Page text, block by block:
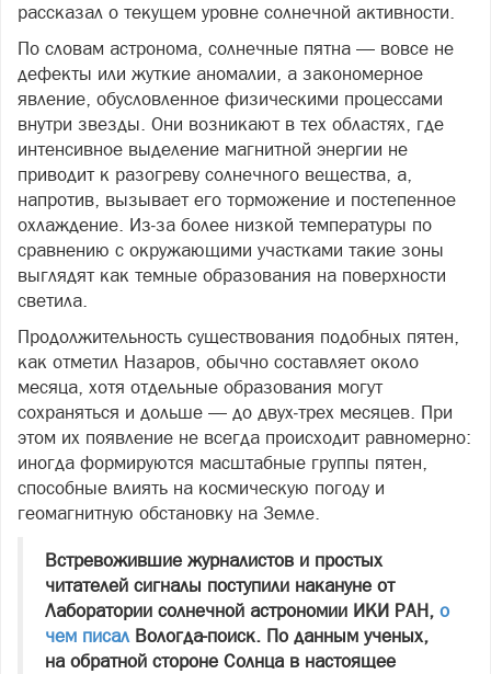
рассказал о текущем уровне солнечной активности.
По словам астронома, солнечные пятна — вовсе не
дефекты или жуткие аномалии, а закономерное
явление, обусловленное физическими процессами
внутри звезды. Они возникают в тех областях, где
интенсивное выделение магнитной энергии не
приводит к разогреву солнечного вещества, а,
напротив, вызывает его торможение и постепенное
охлаждение. Из‑за более низкой температуры по
сравнению с окружающими участками такие зоны
выглядят как темные образования на поверхности
светила.
Продолжительность существования подобных пятен,
как отметил Назаров, обычно составляет около
месяца, хотя отдельные образования могут
сохраняться и дольше — до двух‑трех месяцев. При
этом их появление не всегда происходит равномерно:
иногда формируются масштабные группы пятен,
способные влиять на космическую погоду и
геомагнитную обстановку на Земле.
Встревожившие журналистов и простых
читателей сигналы поступили накануне от
Лаборатории солнечной астрономии ИКИ РАН, о
чем писалВологда-поиск. По данным ученых,
на обратной стороне Солнца в настоящее